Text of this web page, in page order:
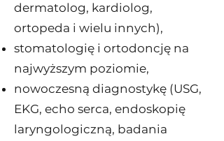
dermatolog, kardiolog,
ortopeda i wielu innych),
stomatologię i ortodoncję na
najwyższym poziomie,
nowoczesną diagnostykę (USG,
EKG, echo serca, endoskopię
laryngologiczną, badania